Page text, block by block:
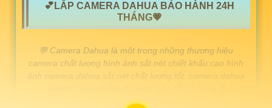
💕LẮP CAMERA DAHUA BẢO HÀNH 24H
THÁNG💗
️💬 Camera Dahua là môt trong những thương hiệu
camera chất lượng hình ảnh sắt nét chiết khấu cao hình
ảnh camera dahua sắt nét chất lượng tốt. camera dahua